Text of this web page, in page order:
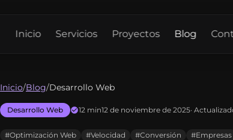
Inicio Servicios Proyectos Blog
Inicio/Blog/Desarrollo Web
Desarrollo Web 12 min12 de noviembre de 2025·
#Optimización Web #Velocidad #Conversión #Empresas